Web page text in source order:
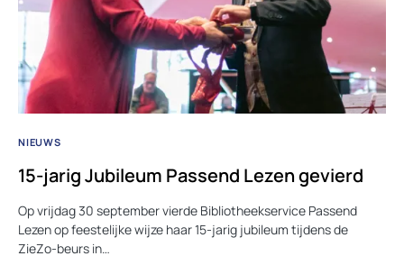
NIEUWS
15-jarig Jubileum Passend Lezen gevierd
Op vrijdag 30 september vierde Bibliotheekservice Passend
Lezen op feestelijke wijze haar 15-jarig jubileum tijdens de
ZieZo-beurs in…